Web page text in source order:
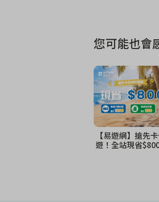
您可能也會
【易遊網】搶先
遊！全站現省